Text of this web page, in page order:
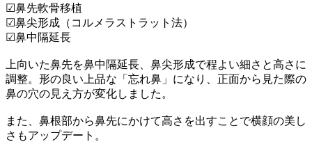
☑鼻先軟骨移植
☑鼻尖形成（コルメラストラット法）
☑鼻中隔延長
上向いた鼻先を鼻中隔延長、鼻尖形成で程よい細さと高さに
調整。形の良い上品な「忘れ鼻」になり、正面から見た際の
鼻の穴の見え方が変化しました。
また、鼻根部から鼻先にかけて高さを出すことで横顔の美し
さもアップデート。